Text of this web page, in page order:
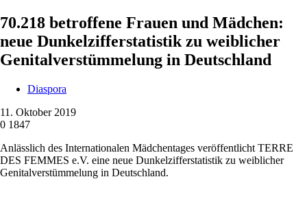
70.218 betroffene Frauen und Mädchen:
neue Dunkelzifferstatistik zu weiblicher
Genitalverstümmelung in Deutschland
Diaspora
11. Oktober 2019
0 1847
Anlässlich des Internationalen Mädchentages veröffentlicht TERRE
DES FEMMES e.V. eine neue Dunkelzifferstatistik zu weiblicher
Genitalverstümmelung in Deutschland.